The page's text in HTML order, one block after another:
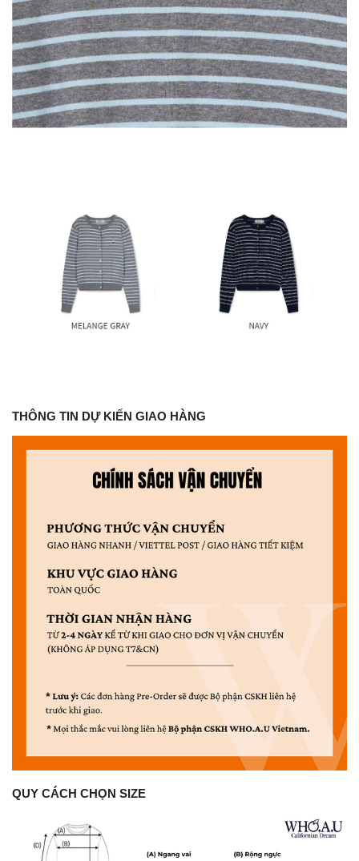
THÔNG TIN DỰ KIẾN GIAO HÀNG
QUY CÁCH CHỌN SIZE